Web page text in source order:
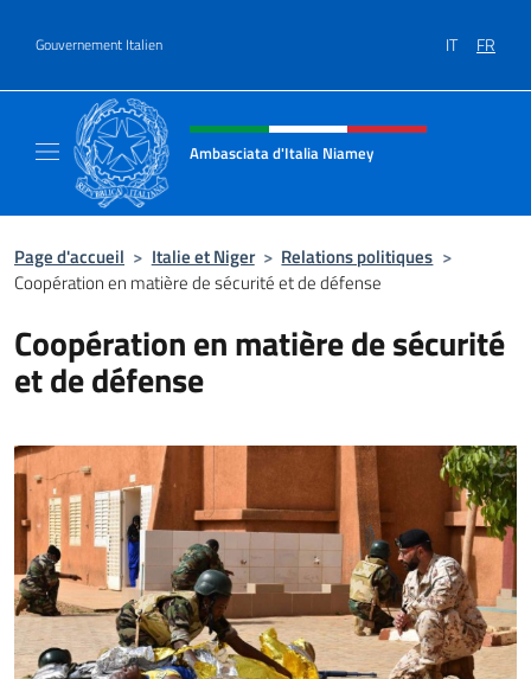
Gouvernement Italien IT FR
Site Web, social et en-tête de
Ambasciata d'Italia Niamey
Page d'accueil > Italie et Niger > Relations politiques >
Coopération en matière de sécurité et de défense
Coopération en matière de sécurité
et de défense